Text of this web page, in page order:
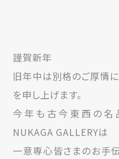
謹賀新年
旧年中は別格のご厚情
を申し上げます。
今年も古今東西の名
NUKAGA GALLERYは
一意専心皆さまのお手